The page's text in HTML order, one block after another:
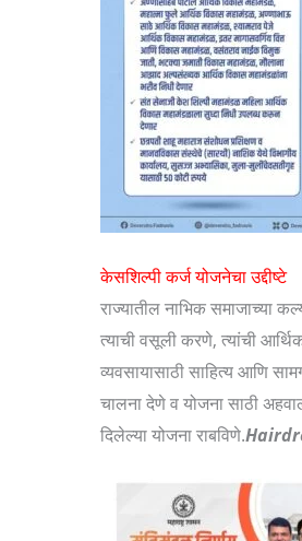
केसशिल्पी कर्ज योजनेचा उद्दीष्टे
राज्यातील नाभिक समाजाच्या
त्याची वसूली करणे, त्यांची
व्यवसायासाठी साहित्य आणि
चालना देणे व योजना साठी
दिलेल्या योजना राबविणे.